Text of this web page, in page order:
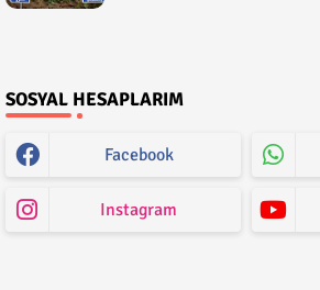
SOSYAL HESAPLARIM
Facebook
Instagram